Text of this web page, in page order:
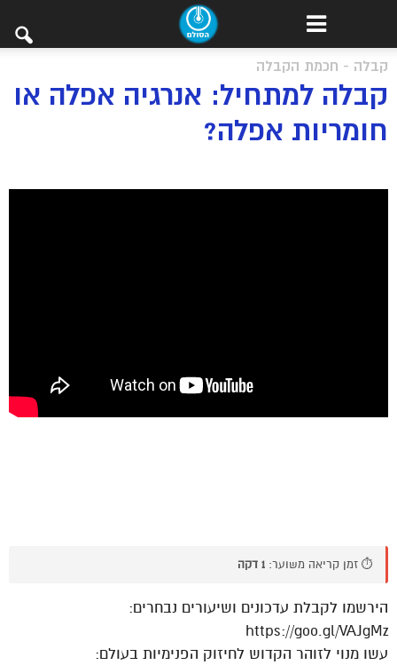
קבלה - חכמת הקבלה
קבלה למתחיל: אנרגיה אפלה או
חומריות אפלה?
⏱️ זמן קריאה משוער: 1 דקה
הירשמו לקבלת עדכונים ושיעורים נבחרים:
https://goo.gl/VAJgMz
עשו מנוי לזוהר הקדוש לחיזוק הפנימיות בעולם: